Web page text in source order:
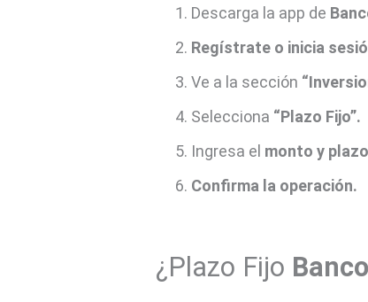
Descarga la app de
Regístrate o inicia
Ve a la sección
Selecciona “Plazo Fijo”.
Ingresa el monto y
Confirma la operación.
¿Plazo Fijo